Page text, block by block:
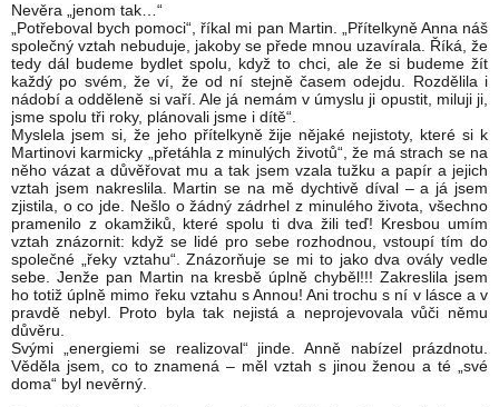
Nevěra „jenom tak…“
„Potřeboval bych pomoci“, říkal mi pan Martin. „Přítelkyně Anna náš
společný vztah nebuduje, jakoby se přede mnou uzavírala. Říká, že
tedy dál budeme bydlet spolu, když to chci, ale že si budeme žít
každý po svém, že ví, že od ní stejně časem odejdu. Rozdělila i
nádobí a odděleně si vaří. Ale já nemám v úmyslu ji opustit, miluji ji,
jsme spolu tři roky, plánovali jsme i dítě“.
Myslela jsem si, že jeho přítelkyně žije nějaké nejistoty, které si k
Martinovi karmicky „přetáhla z minulých životů“, že má strach se na
něho vázat a důvěřovat mu a tak jsem vzala tužku a papír a jejich
vztah jsem nakreslila. Martin se na mě dychtivě díval – a já jsem
zjistila, o co jde. Nešlo o žádný zádrhel z minulého života, všechno
pramenilo z okamžiků, které spolu ti dva žili teď! Kresbou umím
vztah znázornit: když se lidé pro sebe rozhodnou, vstoupí tím do
společné „řeky vztahu“. Znázorňuje se mi to jako dva ovály vedle
sebe. Jenže pan Martin na kresbě úplně chyběl!!! Zakreslila jsem
ho totiž úplně mimo řeku vztahu s Annou! Ani trochu s ní v lásce a v
pravdě nebyl. Proto byla tak nejistá a neprojevovala vůči němu
důvěru.
Svými „energiemi se realizoval“ jinde. Anně nabízel prázdnotu.
Věděla jsem, co to znamená – měl vztah s jinou ženou a té „své
doma“ byl nevěrný.